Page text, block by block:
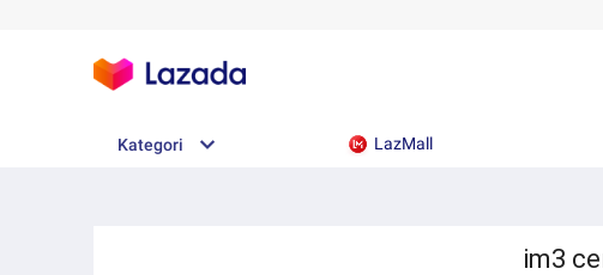
Kategori LazMall
im3